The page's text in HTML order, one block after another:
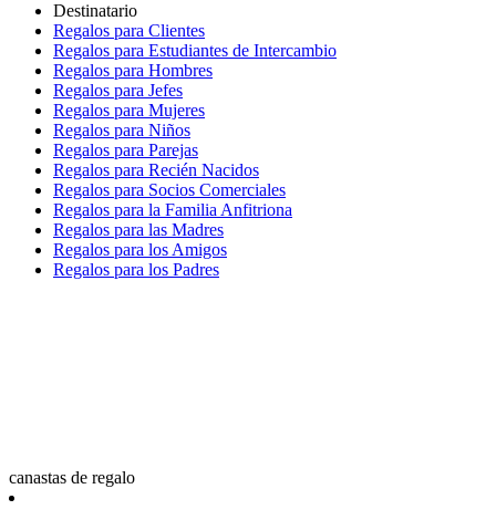
Destinatario
Regalos para Clientes
Regalos para Estudiantes de Intercambio
Regalos para Hombres
Regalos para Jefes
Regalos para Mujeres
Regalos para Niños
Regalos para Parejas
Regalos para Recién Nacidos
Regalos para Socios Comerciales
Regalos para la Familia Anfitriona
Regalos para las Madres
Regalos para los Amigos
Regalos para los Padres
canastas de regalo